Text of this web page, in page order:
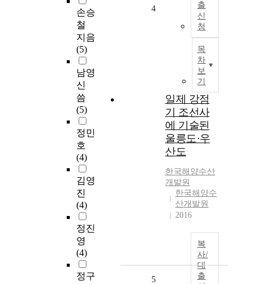
손승
철
지음
(5)
남영
신
씀
(5)
정민
호
(4)
김영
진
(4)
정진
영
(4)
정구
출
신
청
목
차
보
기
4
일제 강점
기 조선사
에 기술된
울릉도·우
산도
한국해양수산
개발원
한국해양수
산개발원
2016
복
사/
대
출
5